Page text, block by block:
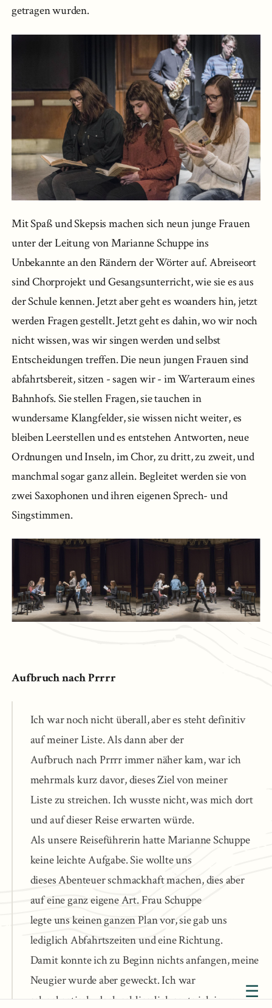
getragen wurden.
Mit Spaß und Skepsis machen sich neun junge Frauen
unter der Leitung von Marianne Schuppe ins
Unbekannte an den Rändern der Wörter auf. Abreiseort
sind Chorprojekt und Gesangsunterricht, wie sie es aus
der Schule kennen. Jetzt aber geht es woanders hin, jetzt
werden Fragen gestellt. Jetzt geht es dahin, wo wir noch
nicht wissen, was wir singen werden und selbst
Entscheidungen treffen. Die neun jungen Frauen sind
abfahrtsbereit, sitzen - sagen wir - im Warteraum eines
Bahnhofs. Sie stellen Fragen, sie tauchen in
wundersame Klangfelder, sie wissen nicht weiter, es
bleiben Leerstellen und es entstehen Antworten, neue
Ordnungen und Inseln, im Chor, zu dritt, zu zweit, und
manchmal sogar ganz allein. Begleitet werden sie von
zwei Saxophonen und ihren eigenen Sprech- und
Singstimmen.
Aufbruch nach Prrrr
Ich war noch nicht überall, aber es steht definitiv
auf meiner Liste. Als dann aber der
Aufbruch nach Prrrr immer näher kam, war ich
mehrmals kurz davor, dieses Ziel von meiner
Liste zu streichen. Ich wusste nicht, was mich dort
und auf dieser Reise erwarten würde.
Als unsere Reiseführerin hatte Marianne Schuppe
keine leichte Aufgabe. Sie wollte uns
dieses Abenteuer schmackhaft machen, dies aber
auf eine ganz eigene Art. Frau Schuppe
legte uns keinen ganzen Plan vor, sie gab uns
lediglich Abfahrtszeiten und eine Richtung.
Damit konnte ich zu Beginn nichts anfangen, meine
Neugier wurde aber geweckt. Ich war
sehr skeptisch, doch schliesslich sagte ich ja zu
☰